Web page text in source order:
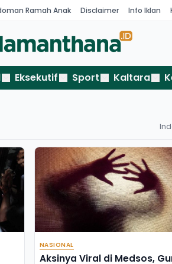
Ramah Anak Disclaimer Info Iklan
Eksekutif Sport Kaltara
NASIONAL
Aksinya Viral di Medsos,